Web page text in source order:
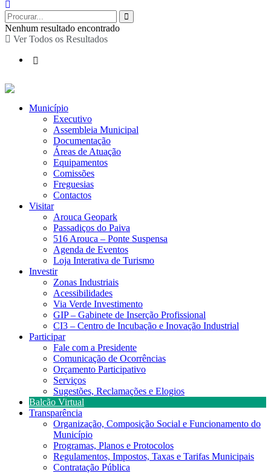
Nenhum resultado encontrado
Ver Todos os Resultados
Município
Executivo
Assembleia Municipal
Documentação
Áreas de Atuação
Equipamentos
Comissões
Freguesias
Contactos
Visitar
Arouca Geopark
Passadiços do Paiva
516 Arouca – Ponte Suspensa
Agenda de Eventos
Loja Interativa de Turismo
Investir
Zonas Industriais
Acessibilidades
Via Verde Investimento
GIP – Gabinete de Inserção Profissional
CI3 – Centro de Incubação e Inovação Industrial
Participar
Fale com a Presidente
Comunicação de Ocorrências
Orçamento Participativo
Serviços
Sugestões, Reclamações e Elogios
Balcão Virtual
Transparência
Organização, Composição Social e Funcionamento do
Município
Programas, Planos e Protocolos
Regulamentos, Impostos, Taxas e Tarifas Municipais
Contratação Pública